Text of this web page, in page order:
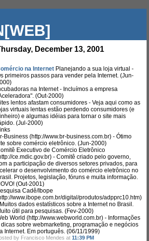
December 13, 2001
na InternetPlanejando a sua loja virtual -
primeiros passos para vender pela Internet. (Jun-
na Internet - Incluímos a empresa
(Out-2000)
lentos afastam consumidores - Veja aqui como as
virtuais lentas estão perdendo consumidores (e
e algumas idéias para tornar o site mais
(Jul-2000)
Business (http://www.br-business.com.br) - Ótimo
sobre comércio eletrônico. (Jun-2000)
Executivo de Comércio Eletrônico
ce.mdic.gov.br) - Comitê criado pelo governo,
a participação de diversos setores privados, para
o desenvolvimento do comércio eletrônico no
Projetos, legislação, fóruns e muita informação.
(Out-2001)
Cadê/Ibope
www.ibope.com.br/digital/produtos/adpprc10.htm)
dados estatísticos sobre a Internet no Brasil.
útil para pesquisas. (Fev-2000)
World (http://www.webworld.com.br) - Informações
dicas sobre webmarketing, programação e negócios
Internet. Em português. (06/11/1999)
by Francisco Mendes at 11:39 PM